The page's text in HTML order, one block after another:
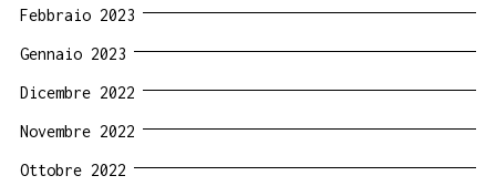
Febbraio 2023
Gennaio 2023
Dicembre 2022
Novembre 2022
Ottobre 2022